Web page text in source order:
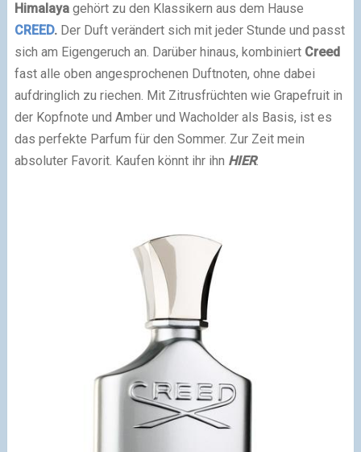
Himalayagehört zu den Klassikern aus dem Hause
CREED. Der Duft verändert sich mit jeder Stunde und passt
sich am Eigengeruch an. Darüber hinaus, kombiniert Creed
fast alle oben angesprochenen Duftnoten, ohne dabei
aufdringlich zu riechen. Mit Zitrusfrüchten wie Grapefruit in
der Kopfnote und Amber und Wacholder als Basis, ist es
das perfekte Parfum für den Sommer. Zur Zeit mein
absoluter Favorit. Kaufen könnt ihr ihn HIER.